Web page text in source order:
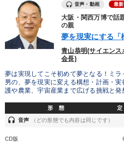
キーワード
MBA デジタ
両利きの経営 SDGs 生産性
※「更新」を押すと「カテゴリー」「目的別」「キ
音声・動画 最新
大阪・関西万博で話
の親
夢を現実にする「
青山恭明(サイエン
会長)
夢は実現してこそ初めて夢となる！ミ
男の、夢を現実に変える構想・計画・
護や農業、宇宙産業まで広げる挑戦と発
形 態
headset 音声 （どの形態でも内容は同じです）
CD版